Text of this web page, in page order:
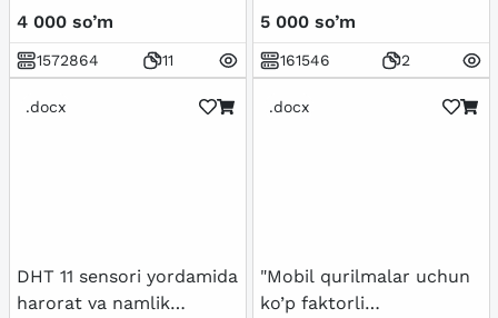
4 000 so’m
1572864 11
5 000 so’m
161546 2
.docx
DHT 11 sensori yordamida
harorat va namlik
.docx
"Mobil qurilmalar uchun
ko’p faktorli